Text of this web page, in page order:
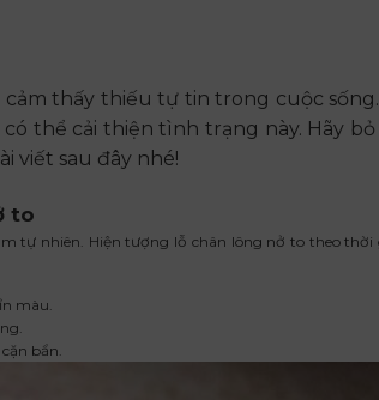
thấy thiếu tự tin trong cuộc
thể cải thiện tình trạng này. Hãy bỏ
viết sau đây nhé!
to
tự nhiên. Hiện tượng lỗ chân lông nở to theo thời
màu.
bẩn.